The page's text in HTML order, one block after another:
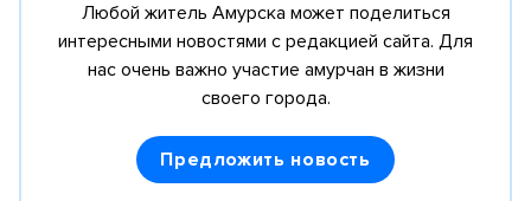
Любой житель Амурска может поделиться
интересными новостями с редакцией сайта. Для
нас очень важно участие амурчан в жизни
своего города.
Предложить новость